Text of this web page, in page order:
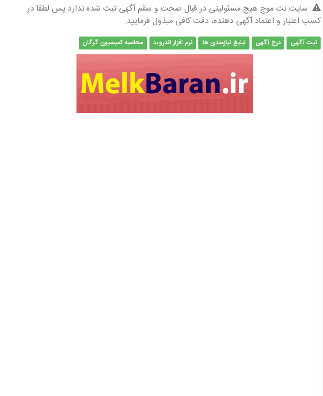
سایت نت موج هیچ مسئولیتی در قبال صحت و سقم آگهی ثبت شده ندارد پس لطفا در
کسب اعتبار و اعتماد آگهی دهنده، دقت کافی مبذول فرمایید.
ثبت آگهی درج آگهی تبلیغ نیازمندی ها نرم افزار اندروید محاسبه کمیسیون گرگان